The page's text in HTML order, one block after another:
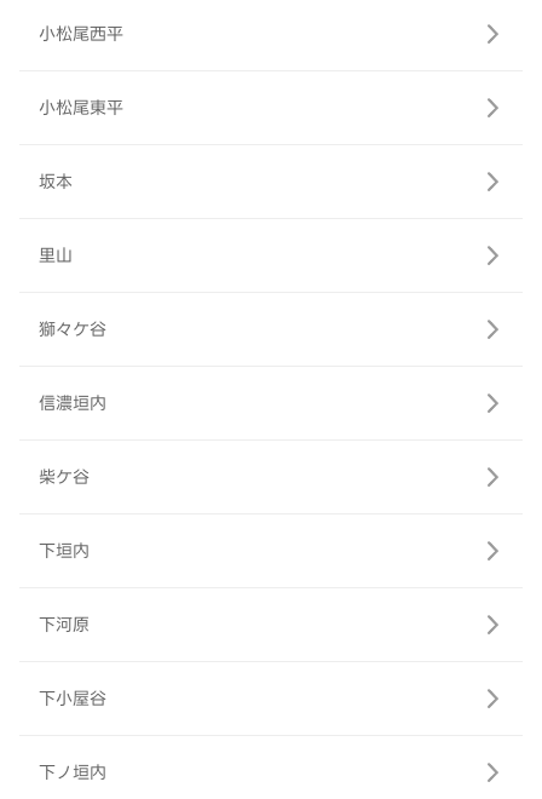
小松尾西平
小松尾東平
坂本
里山
獅々ケ谷
信濃垣内
柴ケ谷
下垣内
下河原
下小屋谷
下ノ垣内